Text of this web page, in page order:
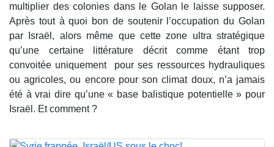
multiplier des colonies dans le Golan le laisse supposer.
Après tout à quoi bon de soutenir l’occupation du Golan
par Israël, alors même que cette zone ultra stratégique
qu’une certaine littérature décrit comme étant trop
convoitée uniquement pour ses ressources hydrauliques
ou agricoles, ou encore pour son climat doux, n’a jamais
été à vrai dire qu’une « base balistique potentielle » pour
Israël. Et comment ?